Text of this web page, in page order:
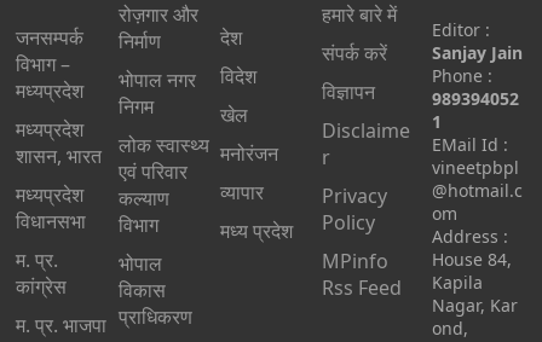
जनसम्पर्क
विभाग –
मध्यप्रदेश
मध्यप्रदेश
शासन, भारत
मध्‍यप्रदेश
विधानसभा
म. प्र.
कांग्रेस
म. प्र. भाजपा
रोज़गार और
निर्माण
भोपाल नगर
निगम
लोक स्वास्थ्य
एवं परिवार
कल्याण
विभाग
भोपाल
विकास
प्राधिकरण
देश
विदेश
खेल
मनोरंजन
व्यापार
मध्य प्रदेश
हमारे बारे में
संपर्क करें
विज्ञापन
Disclaime
r
Privacy
Policy
MPinfo
Rss Feed
Editor :
Sanjay Jain
Phone :
989394052
1
EMail Id :
vineetpbpl
@hotmail.c
om
Address :
House 84,
Kapila
Nagar, Kar
ond,